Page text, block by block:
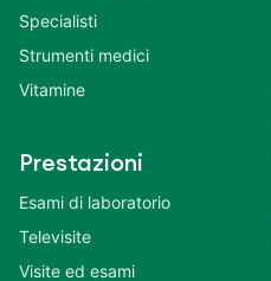
Specialisti
Strumenti medici
Vitamine
Prestazioni
Esami di laboratorio
Televisite
Visite ed esami